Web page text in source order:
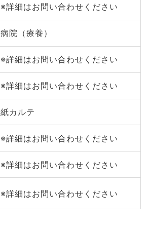
※詳細はお問い合わせください
病院（療養）
※詳細はお問い合わせください
※詳細はお問い合わせください
紙カルテ
※詳細はお問い合わせください
※詳細はお問い合わせください
※詳細はお問い合わせください